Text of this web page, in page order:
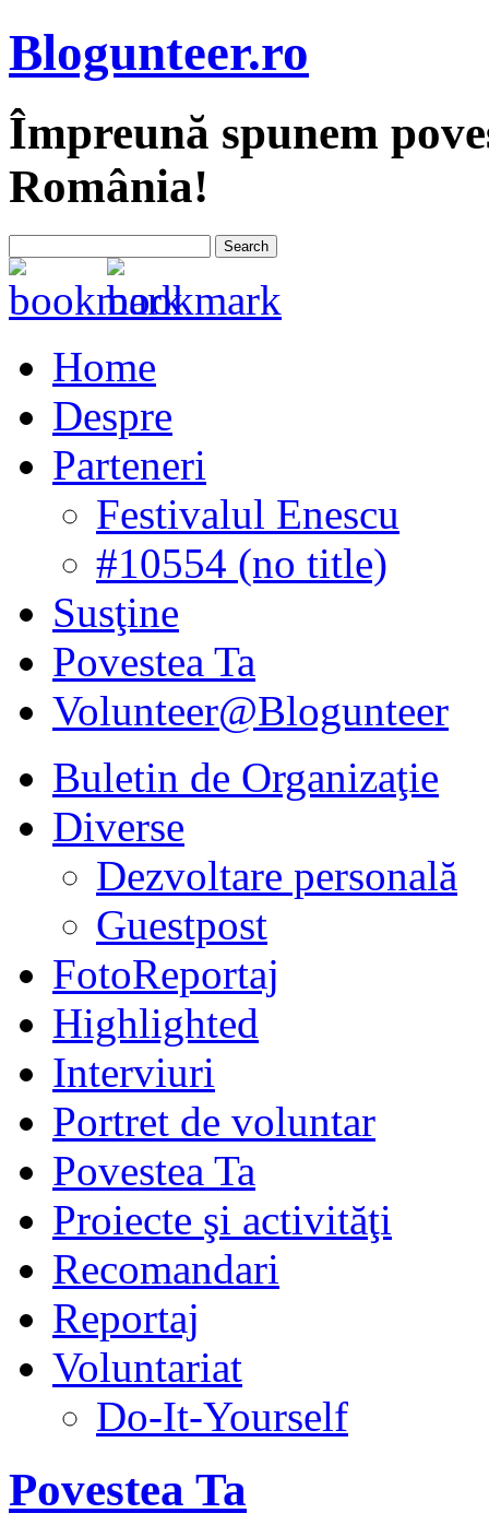
Blogunteer.ro
Împreună spunem
România!
Home
Despre
Parteneri
Festivalul Enescu
#10554 (no title)
Susţine
Povestea Ta
Volunteer@Blogunteer
Buletin de Organizaţie
Diverse
Dezvoltare personală
Guestpost
FotoReportaj
Highlighted
Interviuri
Portret de voluntar
Povestea Ta
Proiecte şi activităţi
Recomandari
Reportaj
Voluntariat
Do-It-Yourself
Povestea Ta